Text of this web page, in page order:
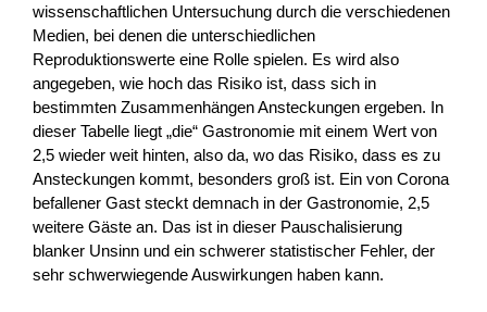
wissenschaftlichen Untersuchung durch die verschiedenen
Medien, bei denen die unterschiedlichen
Reproduktionswerte eine Rolle spielen. Es wird also
angegeben, wie hoch das Risiko ist, dass sich in
bestimmten Zusammenhängen Ansteckungen ergeben. In
dieser Tabelle liegt „die“ Gastronomie mit einem Wert von
2,5 wieder weit hinten, also da, wo das Risiko, dass es zu
Ansteckungen kommt, besonders groß ist. Ein von Corona
befallener Gast steckt demnach in der Gastronomie, 2,5
weitere Gäste an. Das ist in dieser Pauschalisierung
blanker Unsinn und ein schwerer statistischer Fehler, der
sehr schwerwiegende Auswirkungen haben kann.